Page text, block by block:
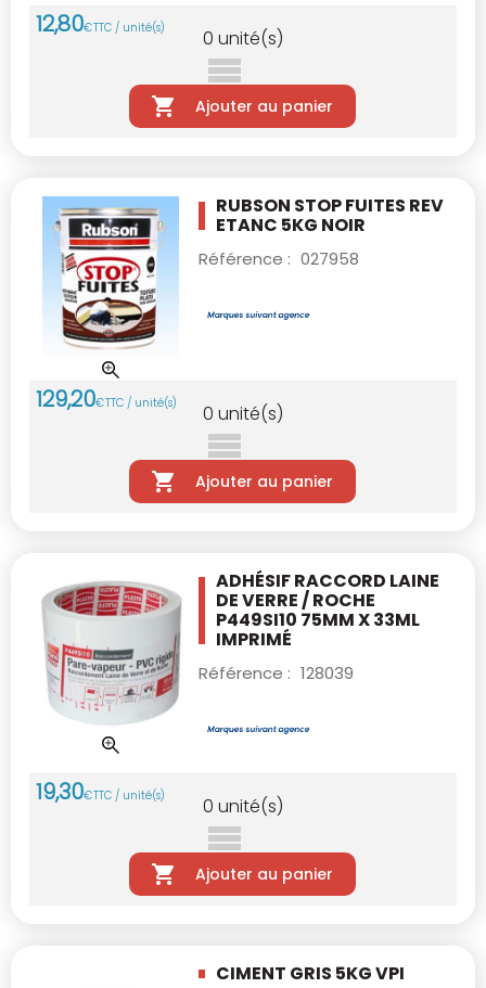
12,80€TTC / unité(s) 0 unité(s)
Ajouter au panier
RUBSON STOP FUITES REV
ETANC 5KG NOIR
Référence : 027958
129,20€TTC / unité(s) 0 unité(s)
Ajouter au panier
ADHÉSIF RACCORD LAINE
DE VERRE / ROCHE
P449SI10 75MM X 33ML
IMPRIMÉ
Référence : 128039
19,30€TTC / unité(s) 0 unité(s)
Ajouter au panier
CIMENT GRIS 5KG VPI